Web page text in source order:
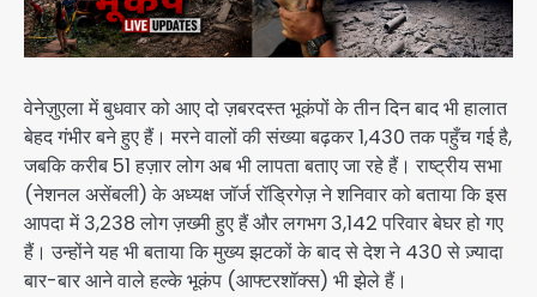
वेनेज़ुएला में बुधवार को आए दो ज़बरदस्त भूकंपों के तीन दिन बाद भी हालात
बेहद गंभीर बने हुए हैं। मरने वालों की संख्या बढ़कर 1,430 तक पहुँच गई है,
जबकि करीब 51 हज़ार लोग अब भी लापता बताए जा रहे हैं। राष्ट्रीय सभा
(नेशनल असेंबली) के अध्यक्ष जॉर्ज रॉड्रिगेज़ ने शनिवार को बताया कि इस
आपदा में 3,238 लोग ज़ख्मी हुए हैं और लगभग 3,142 परिवार बेघर हो गए
हैं। उन्होंने यह भी बताया कि मुख्य झटकों के बाद से देश ने 430 से ज़्यादा
बार-बार आने वाले हल्के भूकंप (आफ्टरशॉक्स) भी झेले हैं।